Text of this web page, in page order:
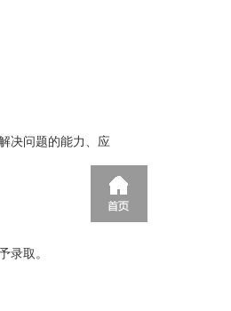
决问题的能力、应
录取。